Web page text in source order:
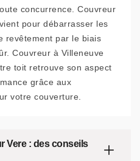
concurrence. Couvreur
pour débarrasser les
revêtement par le biais
Couvreur à Villeneuve
toit retrouve son aspect
grâce aux
votre couverture.
Vere : des conseils